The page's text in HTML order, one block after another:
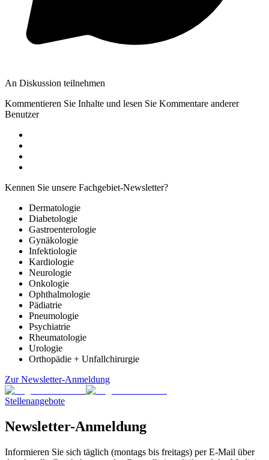
An Diskussion teilnehmen
Kommentieren Sie Inhalte und lesen Sie Kommentare anderer
Benutzer
Kennen Sie unsere Fachgebiet-Newsletter?
Dermatologie
Diabetologie
Gastroenterologie
Gynäkologie
Infektiologie
Kardiologie
Neurologie
Onkologie
Ophthalmologie
Pädiatrie
Pneumologie
Psychiatrie
Rheumatologie
Urologie
Orthopädie + Unfallchirurgie
Zur Newsletter-Anmeldung
Stellenangebote
Newsletter-Anmeldung
Informieren Sie sich täglich (montags bis freitags) per E-Mail über